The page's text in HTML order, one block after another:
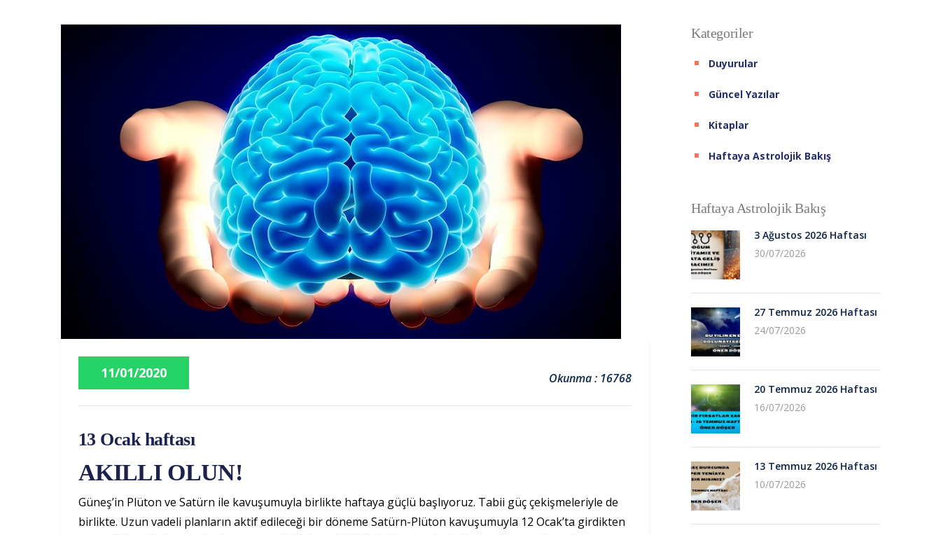
11/01/2020 Okunma : 16768
13 Ocak haftası
AKILLI OLUN!
Güneş’in Plüton ve Satürn ile kavuşumuyla birlikte haftaya güçlü başlıyoruz. Tabii güç çekişmeleriyle de
birlikte. Uzun vadeli planların aktif edileceği bir döneme Satürn-Plüton kavuşumuyla 12 Ocak’ta girdikten
Kategoriler
Duyurular
Güncel Yazılar
Kitaplar
Haftaya Astrolojik Bakış
Haftaya Astrolojik Bakış
3 Ağustos 2026 Haftası
30/07/2026
27 Temmuz 2026 Haftası
24/07/2026
20 Temmuz 2026 Haftası
16/07/2026
13 Temmuz 2026 Haftası
10/07/2026